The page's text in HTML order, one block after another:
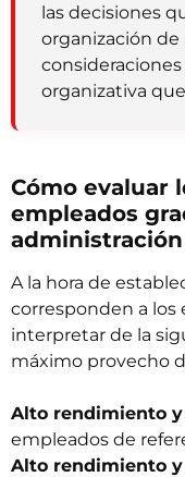
las decisiones
organización de
organizativa
Cómo evaluar
empleados
A la hora de
corresponden a los
interpretar de la
máximo provecho
Alto rendimiento
empleados de
Alto rendimiento